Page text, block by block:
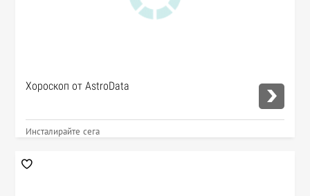
Хороскоп от AstroData
Инсталирайте сега